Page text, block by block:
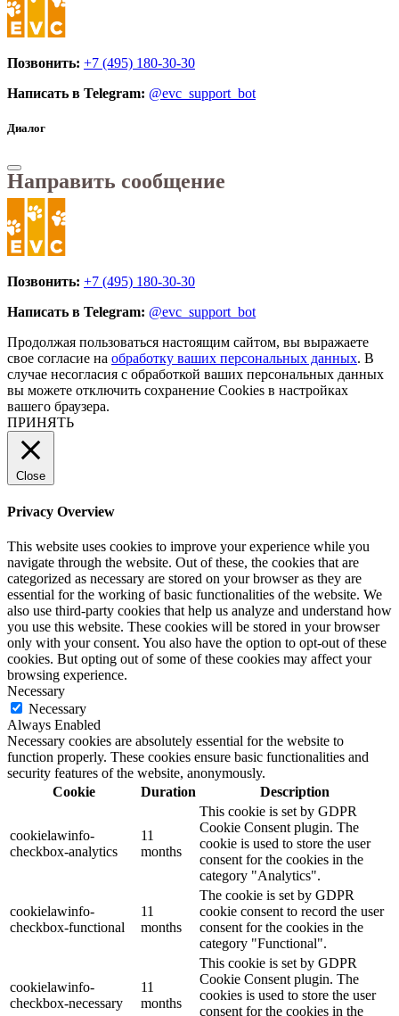
Позвонить: +7 (495) 180-30-30
Написать в Telegram: @evc_support_bot
Диалог
Направить сообщение
Позвонить: +7 (495) 180-30-30
Написать в Telegram: @evc_support_bot
Продолжая пользоваться настоящим сайтом, вы выражаете
свое согласие на обработку ваших персональных данных. В
случае несогласия с обработкой ваших персональных данных
вы можете отключить сохранение Cookies в настройках
вашего браузера.
ПРИНЯТЬ
Close
Privacy Overview
This website uses cookies to improve your experience while you
navigate through the website. Out of these, the cookies that are
categorized as necessary are stored on your browser as they are
essential for the working of basic functionalities of the website. We
also use third-party cookies that help us analyze and understand how
you use this website. These cookies will be stored in your browser
only with your consent. You also have the option to opt-out of these
cookies. But opting out of some of these cookies may affect your
browsing experience.
Necessary
Necessary
Always Enabled
Necessary cookies are absolutely essential for the website to
function properly. These cookies ensure basic functionalities and
security features of the website, anonymously.
Cookie
Duration Description
cookielawinfo-
checkbox-analytics
11
months
This cookie is set by GDPR
Cookie Consent plugin. The
cookie is used to store the user
consent for the cookies in the
category "Analytics".
cookielawinfo-
checkbox-functional
11
months
The cookie is set by GDPR
cookie consent to record the user
consent for the cookies in the
category "Functional".
cookielawinfo-
checkbox-necessary
11
months
This cookie is set by GDPR
Cookie Consent plugin. The
cookies is used to store the user
consent for the cookies in the